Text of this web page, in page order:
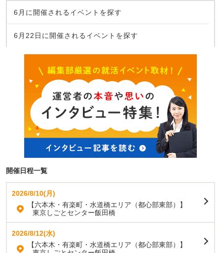
6月に開催されるイベントを探す
6月22日に開催されるイベントを探す
開催日程一覧
2026/8/10(月)
【六本木・有楽町・水道橋エリア（都心部東部）】
東京しごとセンター飯田橋
2026/8/12(水)
【六本木・有楽町・水道橋エリア（都心部東部）】